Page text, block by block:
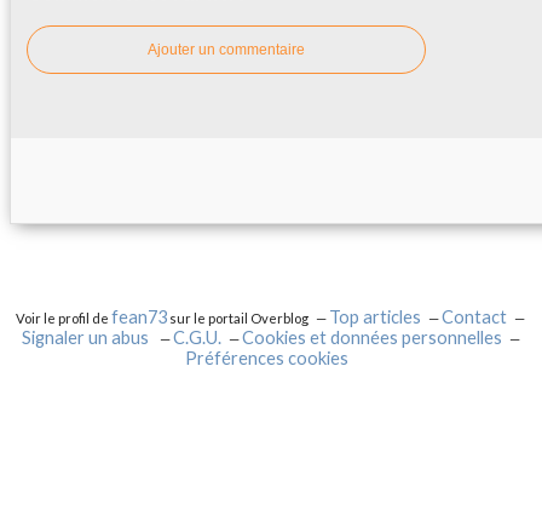
Ajouter un commentaire
Voir le profil defean73 sur le portail Overblog Top articles
Contact
Signaler un abus
C.G.U.
Cookies et données personnelles
Préférences cookies